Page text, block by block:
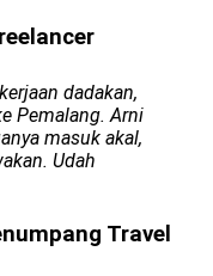
dadakan,
Pemalang. Arni
masuk akal,
Udah
Travel